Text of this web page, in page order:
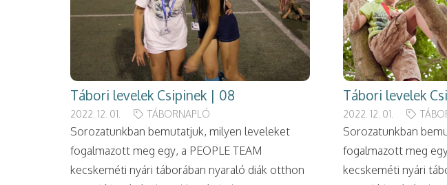
Tábori levelek Csipinek | 08
2022. 12. 01. TÁBORNAPLÓ
Sorozatunkban bemutatjuk, milyen leveleket
fogalmazott meg egy, a PEOPLE TEAM
kecskeméti nyári táborában nyaraló diák otthon
Tábori levelek
2022. 12. 01.
Sorozatunkban
fogalmazott meg
kecskeméti nyári